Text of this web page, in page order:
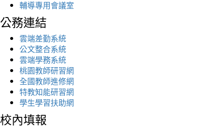
輔導專用會議室
公務連結
雲端差勤系統
公文整合系統
雲端學務系統
桃園教師研習網
全國教師進修網
特教知能研習網
學生學習扶助網
校內填報